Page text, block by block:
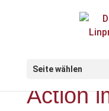
Seite wählen
Action